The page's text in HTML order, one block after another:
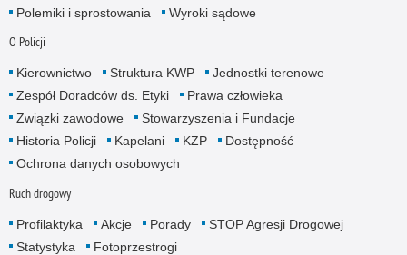
Polemiki i sprostowania
Wyroki sądowe
O Policji
Kierownictwo Struktura KWP
Jednostki terenowe
Zespół Doradców ds. Etyki
Prawa człowieka
Związki zawodowe
Stowarzyszenia i Fundacje
Historia Policji
Kapelani KZP
Dostępność
Ochrona danych osobowych
Ruch drogowy
Profilaktyka Akcje Porady
STOP Agresji Drogowej
Statystyka
Fotoprzestrogi